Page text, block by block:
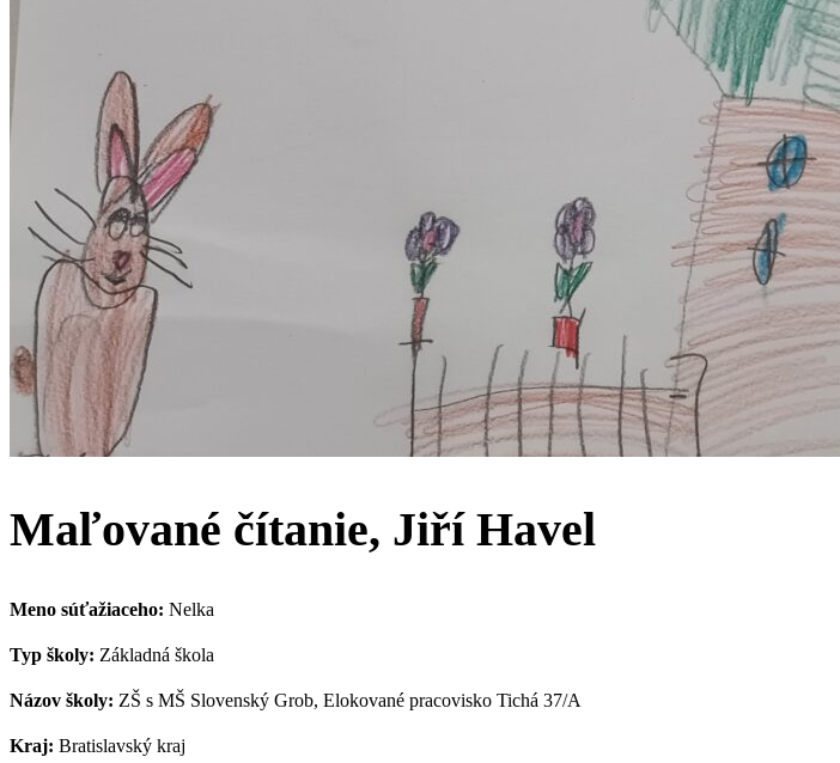
Maľované čítanie, Jiří Havel
Meno súťažiaceho: Nelka
Typ školy: Základná škola
Názov školy: ZŠ s MŠ Slovenský Grob, Elokované pracovisko Tichá 37/A
Kraj: Bratislavský kraj